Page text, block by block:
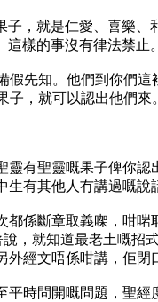
子，就是仁愛、喜樂
這樣的事沒有律法禁止
假先知。他們到你們
子，就可以認出他們來
靈有聖靈嘅果子俾你
生有其他人冇講過嘅說
都係斷章取義㗎，咁
，就知道最老土嘅招
外經文唔係咁講，佢
平時問開嘅問題，聖